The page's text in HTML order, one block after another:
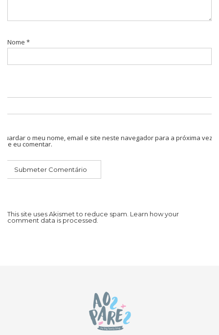
Nome *
Guardar o meu nome, email e site neste navegador para a próxima vez
que eu comentar.
This site uses Akismet to reduce spam. Learn how your
comment data is processed.